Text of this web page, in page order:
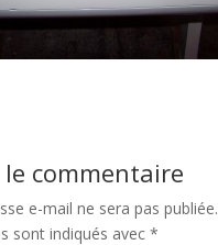
le commentaire
e-mail ne sera pas publiée.
sont indiqués avec *